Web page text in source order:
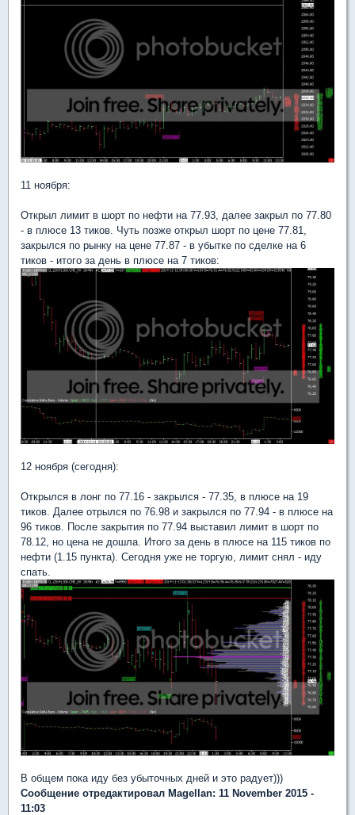
11 ноября:
Открыл лимит в шорт по нефти на 77.93, далее закрыл по 77.80
- в плюсе 13 тиков. Чуть позже открыл шорт по цене 77.81,
закрылся по рынку на цене 77.87 - в убытке по сделке на 6
тиков - итого за день в плюсе на 7 тиков:
12 ноября (сегодня):
Открылся в лонг по 77.16 - закрылся - 77.35, в плюсе на 19
тиков. Далее отрылся по 76.98 и закрылся по 77.94 - в плюсе на
96 тиков. После закрытия по 77.94 выставил лимит в шорт по
78.12, но цена не дошла. Итого за день в плюсе на 115 тиков по
нефти (1.15 пункта). Сегодня уже не торгую, лимит снял - иду
спать.
В общем пока иду без убыточных дней и это радует)))
Сообщение отредактировал Magellan: 11 November 2015 -
11:03